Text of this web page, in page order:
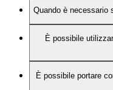
Quando è necessario
È possibile
È possibile portare